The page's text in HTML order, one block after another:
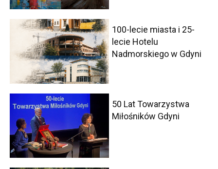
100-lecie miasta i 25-
lecie Hotelu
Nadmorskiego w Gdyni
50 Lat Towarzystwa
Miłośników Gdyni